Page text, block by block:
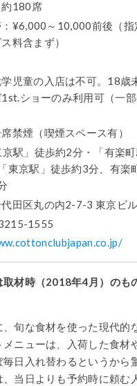
約180席
¥6,000～10,000前後（指
料含まず）
児童の入店は不可。18歳
ショーのみ利用可（一
禁煙（喫煙スペース有）
駅」徒歩約2分・「有楽
東京駅」徒歩約3分、有楽
田区丸の内2-7-3 東京ビ
1555
材時（2018年4月）のも
旬な食材を使った現代的
ニューは、入荷した食材
日入れ替わるというから
当日よりも予約時に頼む